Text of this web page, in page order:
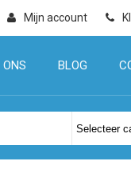
Mijn account
ONS BLOG